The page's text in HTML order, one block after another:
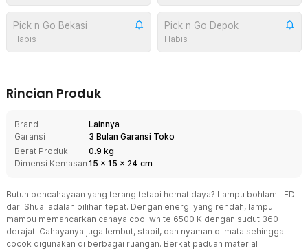
Pick n Go Bekasi
Habis
Pick n Go Depok
Habis
Rincian Produk
Brand
Lainnya
Garansi
3 Bulan Garansi Toko
Berat Produk
0.9 kg
Dimensi Kemasan 15 x 15 x 24 cm
Butuh pencahayaan yang terang tetapi hemat daya? Lampu bohlam LED
dari Shuai adalah pilihan tepat. Dengan energi yang rendah, lampu
mampu memancarkan cahaya cool white 6500 K dengan sudut 360
derajat. Cahayanya juga lembut, stabil, dan nyaman di mata sehingga
cocok digunakan di berbagai ruangan. Berkat paduan material